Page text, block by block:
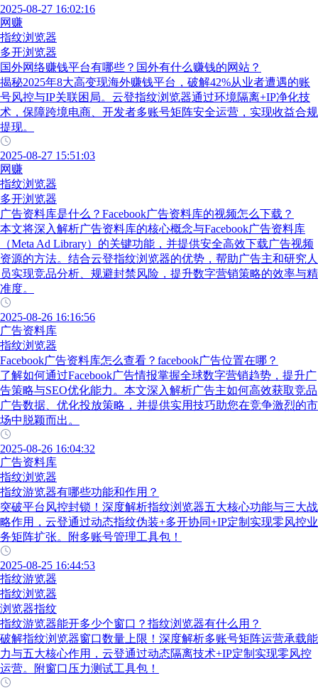
2025-08-27 16:02:16
网赚
指纹浏览器
多开浏览器
国外网络赚钱平台有哪些？国外有什么赚钱的网站？
揭秘2025年8大高变现海外赚钱平台，破解42%从业者遭遇的账
号风控与IP关联困局。云登指纹浏览器通过环境隔离+IP净化技
术，保障跨境电商、开发者多账号矩阵安全运营，实现收益合规
提现。
2025-08-27 15:51:03
网赚
指纹浏览器
多开浏览器
广告资料库是什么？Facebook广告资料库的视频怎么下载？
本文将深入解析广告资料库的核心概念与Facebook广告资料库
（Meta Ad Library）的关键功能，并提供安全高效下载广告视频
资源的方法。结合云登指纹浏览器的优势，帮助广告主和研究人
员实现竞品分析、规避封禁风险，提升数字营销策略的效率与精
准度。
2025-08-26 16:16:56
广告资料库
指纹浏览器
Facebook广告资料库怎么查看？facebook广告位置在哪？
了解如何通过Facebook广告情报掌握全球数字营销趋势，提升广
告策略与SEO优化能力。本文深入解析广告主如何高效获取竞品
广告数据、优化投放策略，并提供实用技巧助您在竞争激烈的市
场中脱颖而出。
2025-08-26 16:04:32
广告资料库
指纹浏览器
指纹游览器有哪些功能和作用？
突破平台风控封锁！深度解析指纹浏览器五大核心功能与三大战
略作用，云登通过动态指纹伪装+多开协同+IP定制实现零风控业
务矩阵扩张。附多账号管理工具包！
2025-08-25 16:44:53
指纹游览器
指纹浏览器
浏览器指纹
指纹游览器能开多少个窗口？指纹浏览器有什么用？
破解指纹浏览器窗口数量上限！深度解析多账号矩阵运营承载能
力与五大核心作用，云登通过动态隔离技术+IP定制实现零风控
运营。附窗口压力测试工具包！